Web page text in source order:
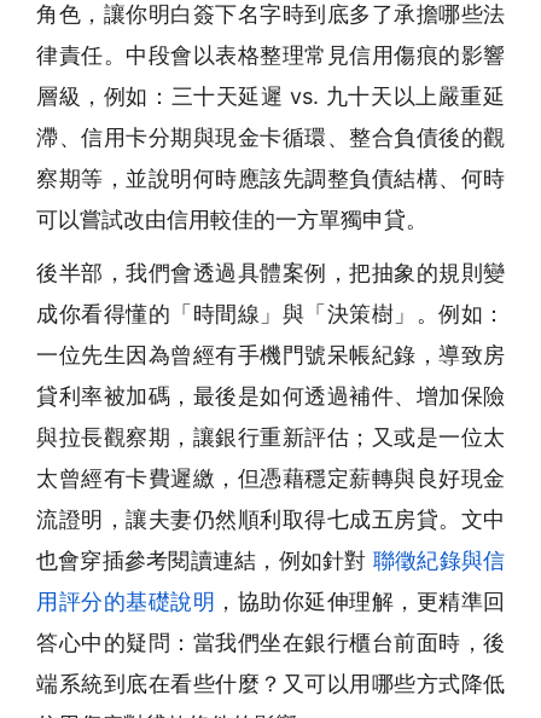
角色，讓你明白簽下名字時到底多了承擔哪些法
律責任。中段會以表格整理常見信用傷痕的影響
層級，例如：三十天延遲 vs. 九十天以上嚴重延
滯、信用卡分期與現金卡循環、整合負債後的觀
察期等，並說明何時應該先調整負債結構、何時
可以嘗試改由信用較佳的一方單獨申貸。
後半部，我們會透過具體案例，把抽象的規則變
成你看得懂的「時間線」與「決策樹」。例如：
一位先生因為曾經有手機門號呆帳紀錄，導致房
貸利率被加碼，最後是如何透過補件、增加保險
與拉長觀察期，讓銀行重新評估；又或是一位太
太曾經有卡費遲繳，但憑藉穩定薪轉與良好現金
流證明，讓夫妻仍然順利取得七成五房貸。文中
也會穿插參考閱讀連結，例如針對 聯徵紀錄與信
用評分的基礎說明 ，協助你延伸理解，更精準回
答心中的疑問：當我們坐在銀行櫃台前面時，後
端系統到底在看些什麼？又可以用哪些方式降低